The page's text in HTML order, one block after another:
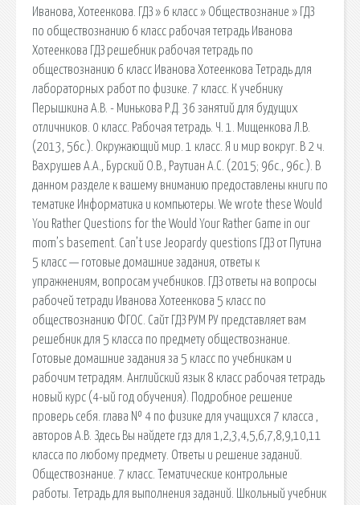
Иванова, Хотеенкова. ГДЗ » 6 класс » Обществознание » ГДЗ
по обществознанию 6 класс рабочая тетрадь Иванова
Хотеенкова ГДЗ решебник рабочая тетрадь по
обществознанию 6 класс Иванова Хотеенкова Тетрадь для
лабораторных работ по физике. 7 класс. К учебнику
Перышкина А.В. - Минькова Р.Д. 36 занятий для будущих
отличников. 0 класс. Рабочая тетрадь. Ч. 1. Мищенкова Л.В.
(2013, 56с.). Окружающий мир. 1 класс. Я и мир вокруг. В 2 ч.
Вахрушев А.А., Бурский О.В., Раутиан А.С. (2015; 96с., 96с.). В
данном разделе к вашему вниманию предоставлены книги по
тематике Информатика и компьютеры. We wrote these Would
You Rather Questions for the Would Your Rather Game in our
mom’s basement. Can’t use Jeopardy questions ГДЗ от Путина
5 класс — готовые домашние задания, ответы к
упражнениям, вопросам учебников. ГДЗ ответы на вопросы
рабочей тетради Иванова Хотеенкова 5 класс по
обществознанию ФГОС. Сайт ГДЗ РУМ РУ представляет вам
решебник для 5 класса по предмету обществознание.
Готовые домашние задания за 5 класс по учебникам и
рабочим тетрадям. Английский язык 8 класс рабочая тетрадь
новый курс (4-ый год обучения). Подробное решение
проверь себя. глава № 4 по физике для учащихся 7 класса ,
авторов А.В. Здесь Вы найдете гдз для 1,2,3,4,5,6,7,8,9,10,11
класса по любому предмету. Ответы и решение заданий.
Обществознание. 7 класс. Тематические контрольные
работы. Тетрадь для выполнения заданий. Школьный учебник